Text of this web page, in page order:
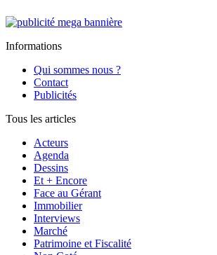
Informations
Qui sommes nous ?
Contact
Publicités
Tous les articles
Acteurs
Agenda
Dessins
Et + Encore
Face au Gérant
Immobilier
Interviews
Marché
Patrimoine et Fiscalité